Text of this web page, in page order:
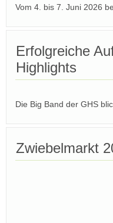
Vom 4. bis 7. Juni 2026
Erfolgreiche
Highlights
Die Big Band der GHS
Zwiebelmarkt